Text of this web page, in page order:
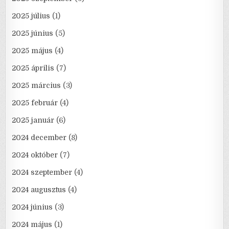
2025 július (1)
2025 június (5)
2025 május (4)
2025 április (7)
2025 március (3)
2025 február (4)
2025 január (6)
2024 december (8)
2024 október (7)
2024 szeptember (4)
2024 augusztus (4)
2024 június (3)
2024 május (1)